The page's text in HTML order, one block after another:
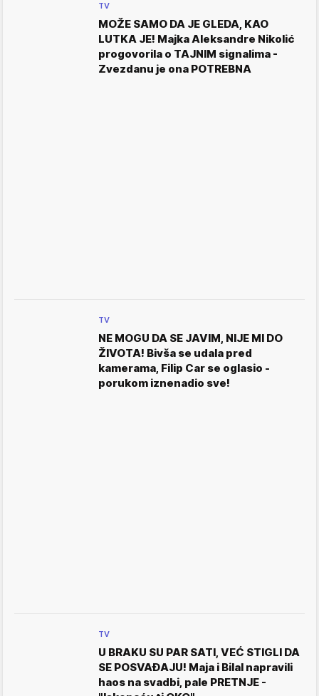
TV
MOŽE SAMO DA JE GLEDA, KAO
LUTKA JE! Majka Aleksandre Nikolić
progovorila o TAJNIM signalima -
Zvezdanu je ona POTREBNA
TV
NE MOGU DA SE JAVIM, NIJE MI DO
ŽIVOTA! Bivša se udala pred
kamerama, Filip Car se oglasio -
porukom iznenadio sve!
TV
U BRAKU SU PAR SATI, VEĆ STIGLI DA
SE POSVAĐAJU! Maja i Bilal napravili
haos na svadbi, pale PRETNJE -